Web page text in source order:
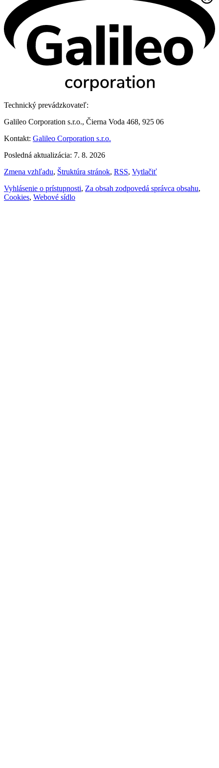
Technický prevádzkovateľ:
Galileo Corporation s.r.o., Čierna Voda 468, 925 06
Kontakt: Galileo Corporation s.r.o.
Posledná aktualizácia: 7. 8. 2026
Zmena vzhľadu, Štruktúra stránok, RSS, Vytlačiť
Vyhlásenie o prístupnosti, Za obsah zodpovedá správca obsahu,
Cookies, Webové sídlo